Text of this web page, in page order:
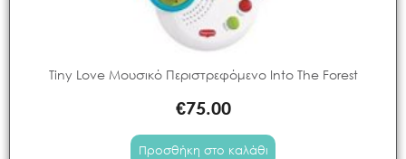
Tiny Love Μουσικό Περιστρεφόμενο Into The Forest
€75.00
Προσθήκη στο καλάθι